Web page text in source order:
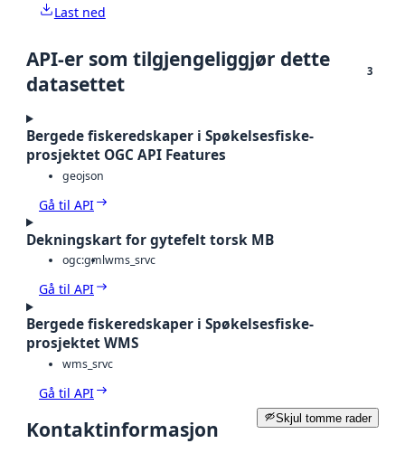
Last ned
API-er som tilgjengeliggjør dette
datasettet
3
Bergede fiskeredskaper i Spøkelsesfiske-
prosjektet OGC API Features
geojson
Gå til API
Dekningskart for gytefelt torsk MB
ogc:gmlwms_srvc
Gå til API
Bergede fiskeredskaper i Spøkelsesfiske-
prosjektet WMS
wms_srvc
Gå til API
Skjul tomme rader
Kontaktinformasjon